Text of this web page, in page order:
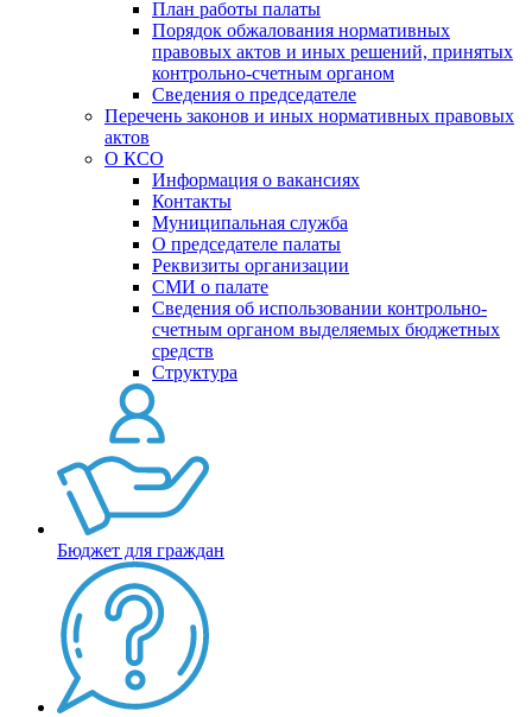
План работы палаты
Порядок обжалования нормативных
правовых актов и иных решений, принятых
контрольно-счетным органом
Сведения о председателе
Перечень законов и иных нормативных правовых
актов
О КСО
Информация о вакансиях
Контакты
Муниципальная служба
О председателе палаты
Реквизиты организации
СМИ о палате
Сведения об использовании контрольно-
счетным органом выделяемых бюджетных
средств
Структура
Бюджет для граждан